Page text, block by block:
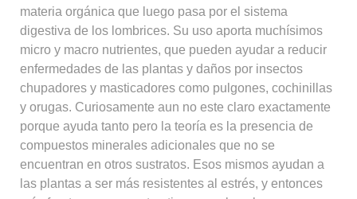
materia orgánica que luego pasa por el sistema
digestiva de los lombrices. Su uso aporta muchísimos
micro y macro nutrientes, que pueden ayudar a reducir
enfermedades de las plantas y daños por insectos
chupadores y masticadores como pulgones, cochinillas
y orugas. Curiosamente aun no este claro exactamente
porque ayuda tanto pero la teoría es la presencia de
compuestos minerales adicionales que no se
encuentran en otros sustratos. Esos mismos ayudan a
las plantas a ser más resistentes al estrés, y entonces